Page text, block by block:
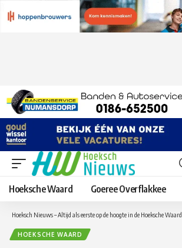
Hoeksche Waard Goeree Overflakkee
Hoeksch Nieuws – Altijd als eerste op de hoogte in de Hoeksche Waard
HOEKSCHE WAARD